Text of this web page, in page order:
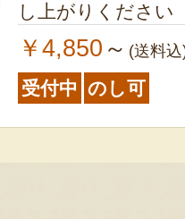
し上がりください
￥4,850 ～ (送料
受付中 のし可